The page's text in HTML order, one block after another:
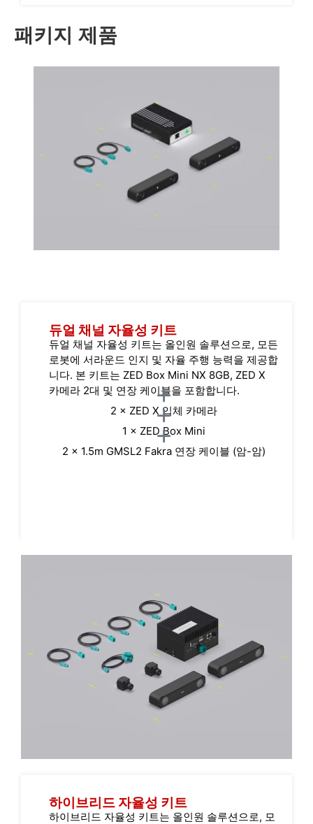
패키지 제품
듀얼 채널 자율성 키트
듀얼 채널 자율성 키트는 올인원 솔루션으로, 모든
로봇에 서라운드 인지 및 자율 주행 능력을 제공합
니다. 본 키트는 ZED Box Mini NX 8GB, ZED X
카메라 2대 및 연장 케이블을 포함합니다.
2 × ZED X 입체 카메라
1 × ZED Box Mini
2 × 1.5m GMSL2 Fakra 연장 케이블 (암-암)
하이브리드 자율성 키트
하이브리드 자율성 키트는 올인원 솔루션으로, 모